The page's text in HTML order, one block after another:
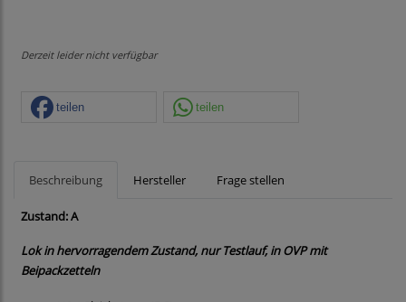
Derzeit leider nicht verfügbar
teilen teilen
Beschreibung Hersteller Frage stellen
Zustand: A
Lok in hervorragendem Zustand, nur Testlauf, in OVP mit
Beipackzetteln